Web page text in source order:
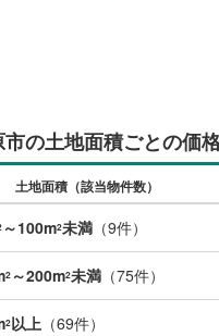
市の土地面積ごとの価
土地面積（該当物件数）
～100m2未満 （9件）
2 ～200m2未満 （75件）
2以上 （69件）
長
夷